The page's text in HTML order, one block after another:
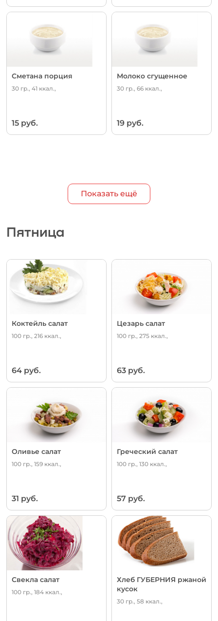
Сметана порция
30 гр., 41 ккал.,
15 руб.
Молоко сгущенное
30 гр., 66 ккал.,
19 руб.
Показать ещё
Пятница
Коктейль салат
100 гр., 216 ккал.,
64 руб.
Цезарь салат
100 гр., 275 ккал.,
63 руб.
Оливье салат
100 гр., 159 ккал.,
31 руб.
Греческий салат
100 гр., 130 ккал.,
57 руб.
Свекла салат
100 гр., 184 ккал.,
Хлеб ГУБЕРНИЯ ржаной
кусок
30 гр., 58 ккал.,